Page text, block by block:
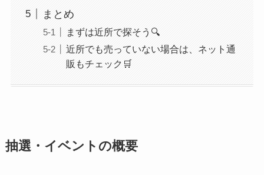
まとめ
まずは近所で探そう🔍
近所でも売っていない場合は、ネット通
販もチェック🛒
抽選・イベントの概要